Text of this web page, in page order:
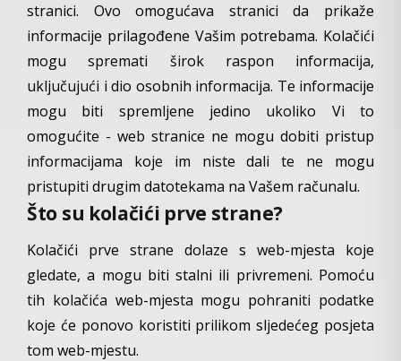
stranici. Ovo omogućava stranici da prikaže
informacije prilagođene Vašim potrebama. Kolačići
mogu spremati širok raspon informacija,
uključujući i dio osobnih informacija. Te informacije
mogu biti spremljene jedino ukoliko Vi to
omogućite - web stranice ne mogu dobiti pristup
informacijama koje im niste dali te ne mogu
pristupiti drugim datotekama na Vašem računalu.
Što su kolačići prve strane?
Kolačići prve strane dolaze s web-mjesta koje
gledate, a mogu biti stalni ili privremeni. Pomoću
tih kolačića web-mjesta mogu pohraniti podatke
koje će ponovo koristiti prilikom sljedećeg posjeta
tom web-mjestu.